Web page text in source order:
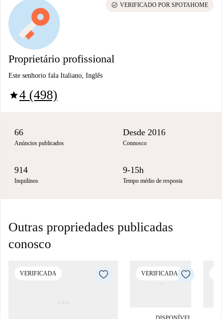
Proprietário profissional
Este senhorio fala Italiano, Inglês
star4 (498)
check_circle VERIFICADO POR SPOTAHOME
66
Anúncios publicados
Desde 2016
Connosco
914
Inquilinos
9-15h
Tempo médio de resposta
Outras propriedades publicadas
conosco
VERIFICADA VERIFICADA